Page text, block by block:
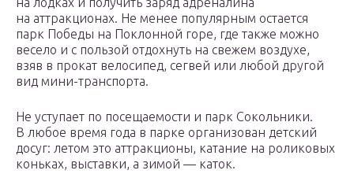
на аттракционах. Не менее популярным остается
парк Победы на Поклонной горе, где также можно
весело и с пользой отдохнуть на свежем воздухе,
взяв в прокат велосипед, сегвей или любой другой
вид мини-транспорта.
Не уступает по посещаемости и парк Сокольники.
В любое время года в парке организован детский
досуг: летом это аттракционы, катание на роликовых
коньках, выставки, а зимой — каток.